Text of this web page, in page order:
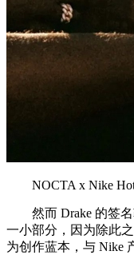
NOCTA x Nike Hot
然而 Drake 的签名
一小部分，因为除此
为创作蓝本，与 Nike